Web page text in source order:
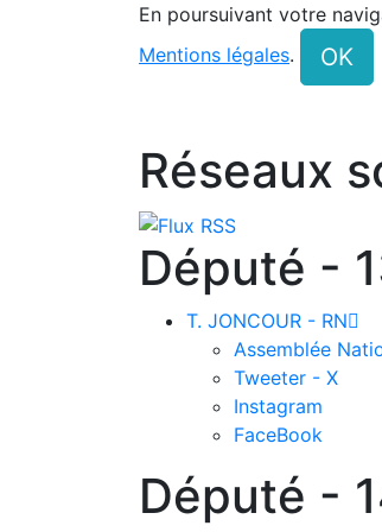
En poursuivant votre
Mentions légales. OK
Réseaux
Député -
T. JONCOUR - RN
Assemblée
Tweeter - X
Instagram
FaceBook
Député -